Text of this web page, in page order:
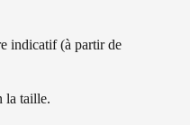
indicatif (à partir de
la taille.